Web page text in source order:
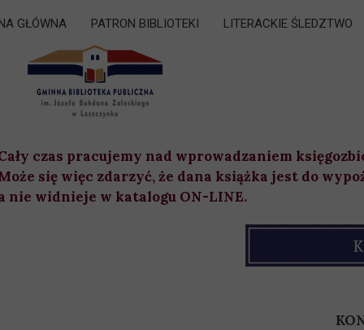
czas pracujemy nad wprowadzaniem
się więc zdarzyć, że dana książka jest do
nie widnieje w katalogu ON-LINE.
GŁÓWNA PATRON BIBLIOTEKI LITERACKIE ŚLEDZTWO